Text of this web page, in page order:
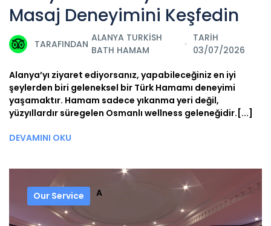
Masaj Deneyimini Keşfedin
TARAFINDAN
ALANYA TURKISH
BATH HAMAM
TARİH
03/07/2026
Alanya’yı ziyaret ediyorsanız, yapabileceğiniz en iyi
şeylerden biri geleneksel bir Türk Hamamı deneyimi
yaşamaktır. Hamam sadece yıkanma yeri değil,
yüzyıllardır süregelen Osmanlı wellness geleneğidir.[...]
DEVAMINI OKU
A
Our Service